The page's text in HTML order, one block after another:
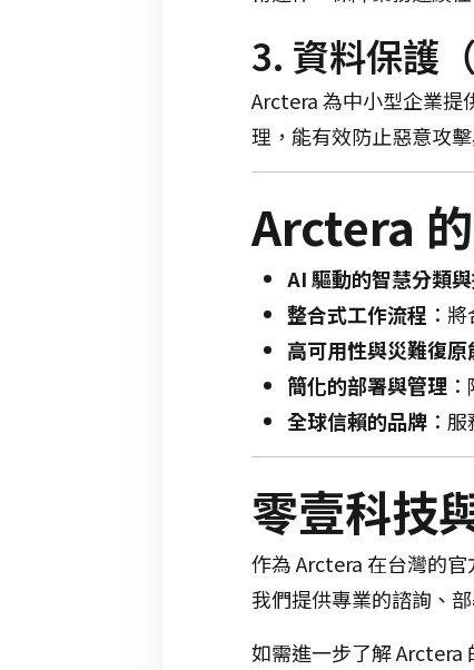
3. 資料保護
Arctera 為中小型企業提
理，能有效防止惡意攻
Arctera
AI 驅動的智慧分類
整合式工作流程 ：​ 將
高可用性與災難復原
簡化的部署與管理 ：​
全球信賴的品牌 ：​ 服
零壹科技
作為 Arctera 在台灣的
我們提供專業的諮詢、
如需進一步了解 Arctera